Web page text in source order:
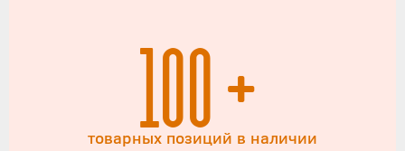
100+
товарных позиций в наличии